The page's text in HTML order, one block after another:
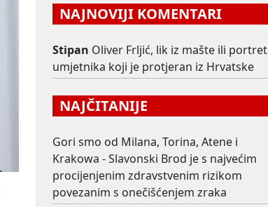
NAJNOVIJI KOMENTARI
Stipan Oliver Frljić, lik iz mašte ili portret
umjetnika koji je protjeran iz Hrvatske
NAJČITANIJE
Gori smo od Milana, Torina, Atene i
Krakowa - Slavonski Brod je s najvećim
procijenjenim zdravstvenim rizikom
povezanim s onečišćenjem zraka